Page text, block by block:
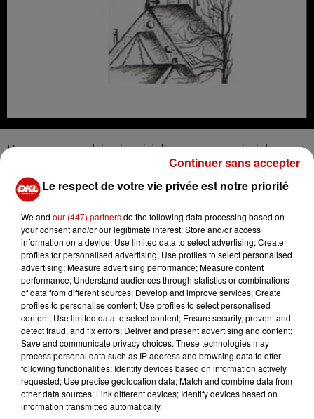
Une messe en plein air suivi d'un repas paroissial seront
organisés à l'Eglise de Saint-Bernard le dimanche 3
septembre. Au menu : bouchée à la reine avec nouilles
et salade verte, dessert, pâtisserie et café.
Ajouter à votre calendrier
Date
du3 septembre 2023 à 10h30
au3 septembre 2023 à 14h00
Payant
Le respect de votre vie privée est notre priorité
We and our (447) partnersdo the following data processing based on
your consent and/or our legitimate interest: Store and/or access
information on a device; Use limited data to select advertising; Create
profiles for personalised advertising; Use profiles to select personalised
advertising; Measure advertising performance; Measure content
performance; Understand audiences through statistics or combinations
of data from different sources; Develop and improve services; Create
profiles to personalise content; Use profiles to select personalised
content; Use limited data to select content; Ensure security, prevent and
detect fraud, and fix errors; Deliver and present advertising and content;
Save and communicate privacy choices. These technologies may
process personal data such as IP address and browsing data to offer
following functionalities: Identify devices based on information actively
requested; Use precise geolocation data; Match and combine data from
other data sources; Link different devices; Identify devices based on
information transmitted automatically.
Continuer sans accepter